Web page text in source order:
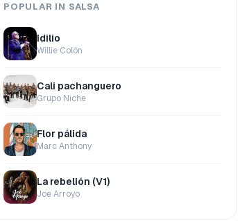
POPULAR IN SALSA
Idilio
Willie Colón
Cali pachanguero
Grupo Niche
Flor pálida
Marc Anthony
La rebelión (V1)
Joe Arroyo